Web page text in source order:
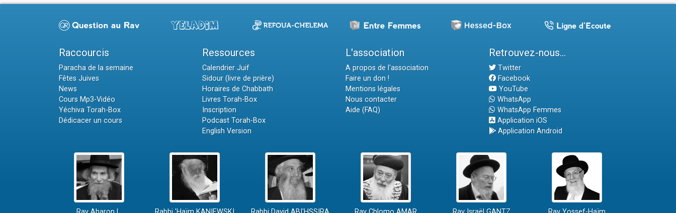
Raccourcis
Paracha de la semaine
Fêtes Juives
News
Cours Mp3-Vidéo
Yéchiva Torah-Box
Dédicacer un cours
Ressources
Calendrier Juif
Sidour (livre de prière)
Horaires de Chabbath
Livres Torah-Box
Inscription
Podcast Torah-Box
English Version
L'association
A propos de l'association
Faire un don !
Mentions légales
Nous contacter
Aide (FAQ)
Retrouvez-nous...
Twitter
Facebook
YouTube
WhatsApp
WhatsApp Femmes
Application iOS
Application Android